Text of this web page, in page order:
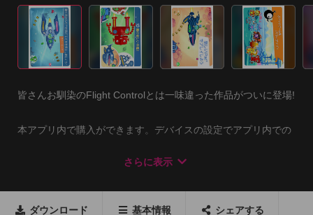
皆さんお馴染のFlight Controlとは一味違った作品がついに登場!
本アプリ内で購入ができます。デバイスの設定でアプリ内での
http://support.apple.com/kb/HT4213?viewlocale=ja_JPをご覧
さらに表示
ダウンロード 基本情報 シェアする